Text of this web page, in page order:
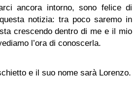
ancora intorno, sono felice di
notizia: tra poco saremo in
crescendo dentro di me e il mio
l’ora di conoscerla.
e il suo nome sarà Lorenzo.